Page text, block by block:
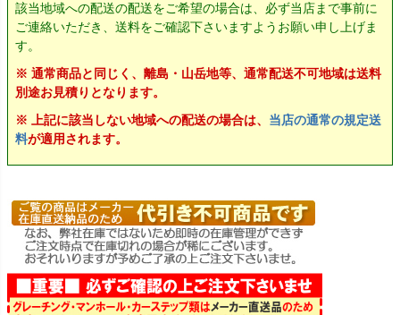
該当地域への配送の配送をご希望の場合は、必ず当店まで事前に
ご連絡いただき、送料をご確認下さいますようお願い申し上げま
す。
※ 通常商品と同じく、離島・山岳地等、通常配送不可地域は送料
別途お見積りとなります。
※ 上記に該当しない地域への配送の場合は、 当店の通常の規定送
料が適用されます。